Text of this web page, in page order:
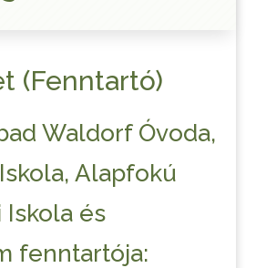
(Fenntartó)
Waldorf Óvoda,
Alapfokú
Iskola és
fenntartója: